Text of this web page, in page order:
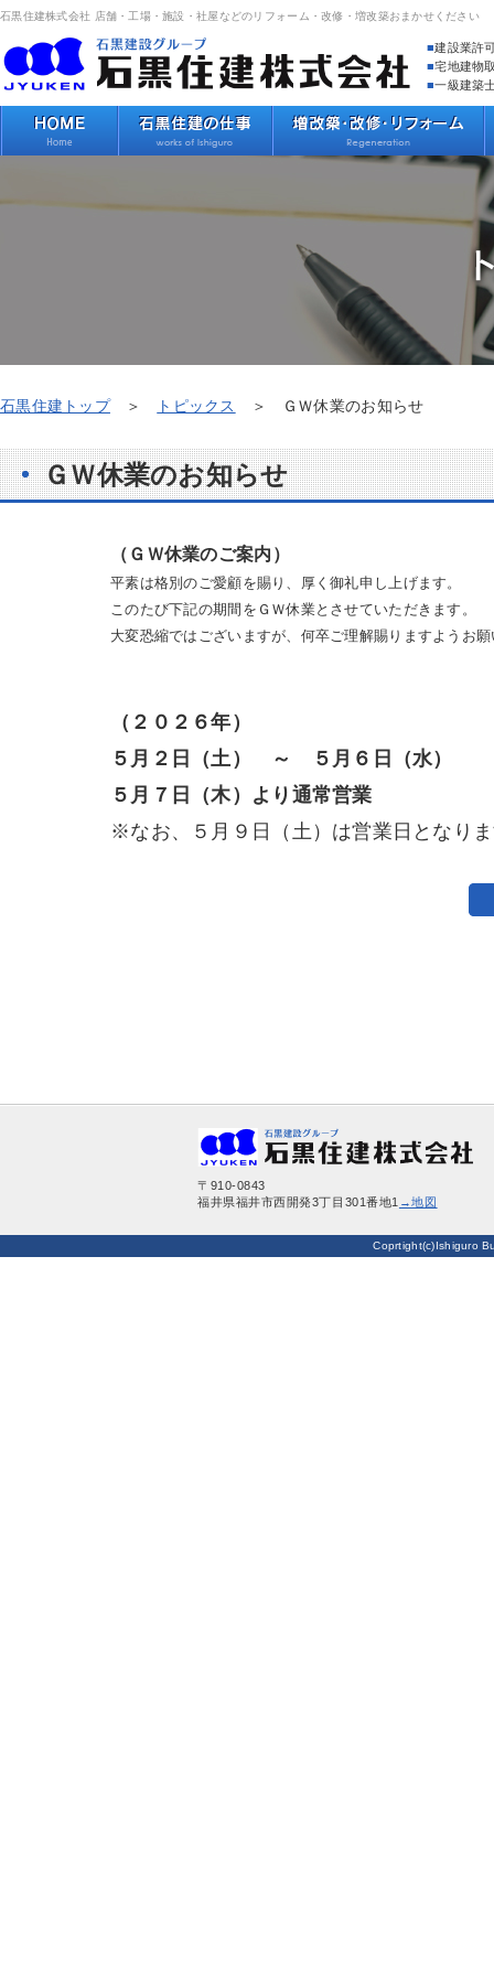
石黒住建株式会社 店舗・工場・施設・社屋などのリフォーム・改修・増改築おまかせください
建設業許
宅地建物
一級建築
石黒住建トップ トピックス ＧＷ休業のお知らせ
ＧＷ休業のお知らせ
（ＧＷ休業のご案内）
平素は格別のご愛顧を賜り、厚く御礼申し上げます。
このたび下記の期間をＧＷ休業とさせていただきます。
大変恐縮ではございますが、何卒ご理解賜りますようお
（２０２６年）
５月２日（土） ～ ５月６日（水）
５月７日（木）より通常営業
※なお、５月９日（土）は営業日となり
〒910-0843
福井県福井市西開発3丁目301番地1 →地図
Coprtight(c)Ishiguro